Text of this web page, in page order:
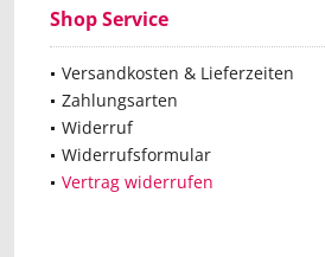
Shop Service
Versandkosten & Lieferzeiten
Zahlungsarten
Widerruf
Widerrufsformular
Vertrag widerrufen